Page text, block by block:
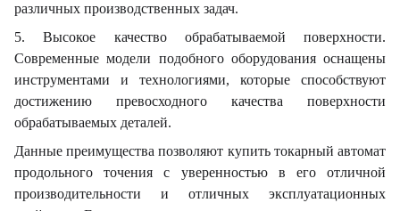
различных производственных задач.
5. Высокое качество обрабатываемой поверхности.
Современные модели подобного оборудования оснащены
инструментами и технологиями, которые способствуют
достижению превосходного качества поверхности
обрабатываемых деталей.
Данные преимущества позволяют купить токарный автомат
продольного точения с уверенностью в его отличной
производительности и отличных эксплуатационных